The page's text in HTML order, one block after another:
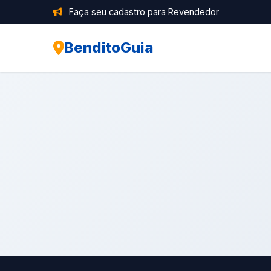
Faça seu cadastro para Revendedor
BenditoGuia